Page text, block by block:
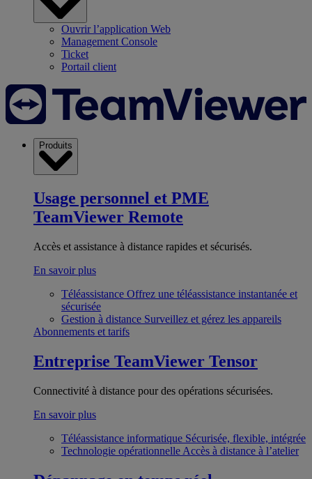
Ouvrir l’application Web
Management Console
Ticket
Portail client
Produits
Usage personnel et PME
TeamViewer Remote
Accès et assistance à distance rapides et sécurisés.
En savoir plus
Téléassistance Offrez une téléassistance instantanée et
sécurisée
Gestion à distance Surveillez et gérez les appareils
Abonnements et tarifs
Entreprise TeamViewer Tensor
Connectivité à distance pour des opérations sécurisées.
En savoir plus
Téléassistance informatique Sécurisée, flexible, intégrée
Technologie opérationnelle Accès à distance à l’atelier